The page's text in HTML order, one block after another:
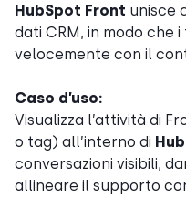
HubSpot Front unisce
dati CRM, in modo che
velocemente con il
Caso d’uso:
Visualizza l’attività di
o tag) all’interno di
conversazioni visibili,
allineare il supporto